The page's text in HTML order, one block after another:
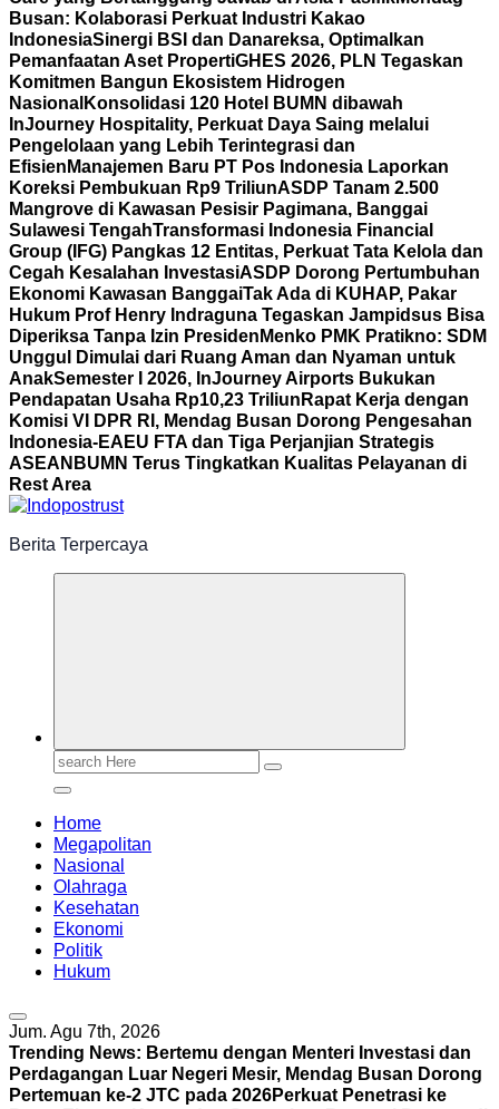
Busan: Kolaborasi Perkuat Industri Kakao
IndonesiaSinergi BSI dan Danareksa, Optimalkan
Pemanfaatan Aset PropertiGHES 2026, PLN Tegaskan
Komitmen Bangun Ekosistem Hidrogen
Nasional Konsolidasi 120 Hotel BUMN dibawah
InJourney Hospitality, Perkuat Daya Saing melalui
Pengelolaan yang Lebih Terintegrasi dan
Efisien Manajemen Baru PT Pos Indonesia Laporkan
Koreksi Pembukuan Rp9 TriliunASDP Tanam 2.500
Mangrove di Kawasan Pesisir Pagimana, Banggai
Sulawesi TengahTransformasi Indonesia Financial
Group (IFG) Pangkas 12 Entitas, Perkuat Tata Kelola dan
Cegah Kesalahan InvestasiASDP Dorong Pertumbuhan
Ekonomi Kawasan BanggaiTak Ada di KUHAP, Pakar
Hukum Prof Henry Indraguna Tegaskan Jampidsus Bisa
Diperiksa Tanpa Izin Presiden Menko PMK Pratikno: SDM
Unggul Dimulai dari Ruang Aman dan Nyaman untuk
AnakSemester I 2026, InJourney Airports Bukukan
Pendapatan Usaha Rp10,23 Triliun Rapat Kerja dengan
Komisi VI DPR RI, Mendag Busan Dorong Pengesahan
Indonesia-EAEU FTA dan Tiga Perjanjian Strategis
ASEAN BUMN Terus Tingkatkan Kualitas Pelayanan di
Rest Area
Berita Terpercaya
Search
Home
Megapolitan
Nasional
Olahraga
Kesehatan
Ekonomi
Politik
Hukum
Jum. Agu 7th, 2026
Trending News: Bertemu dengan Menteri Investasi dan
Perdagangan Luar Negeri Mesir, Mendag Busan Dorong
Pertemuan ke-2 JTC pada 2026Perkuat Penetrasi ke